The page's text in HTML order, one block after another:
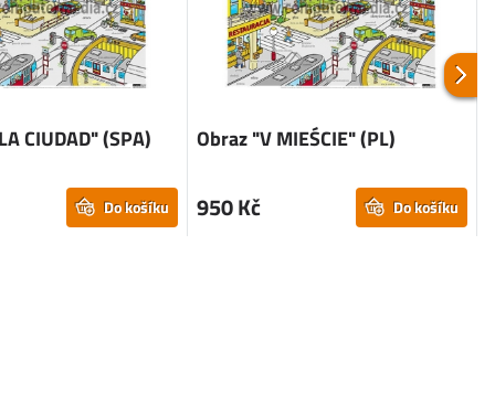
CIUDAD" (SPA)
Do košíku
Obraz "V MIEŚCIE" (PL)
950 Kč Do košíku